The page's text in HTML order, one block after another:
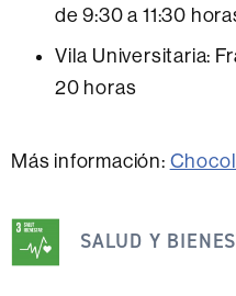
de 9:30 a 11:30
Vila Universitaria:
20 horas
Más información:
noticia
se
SALUD Y